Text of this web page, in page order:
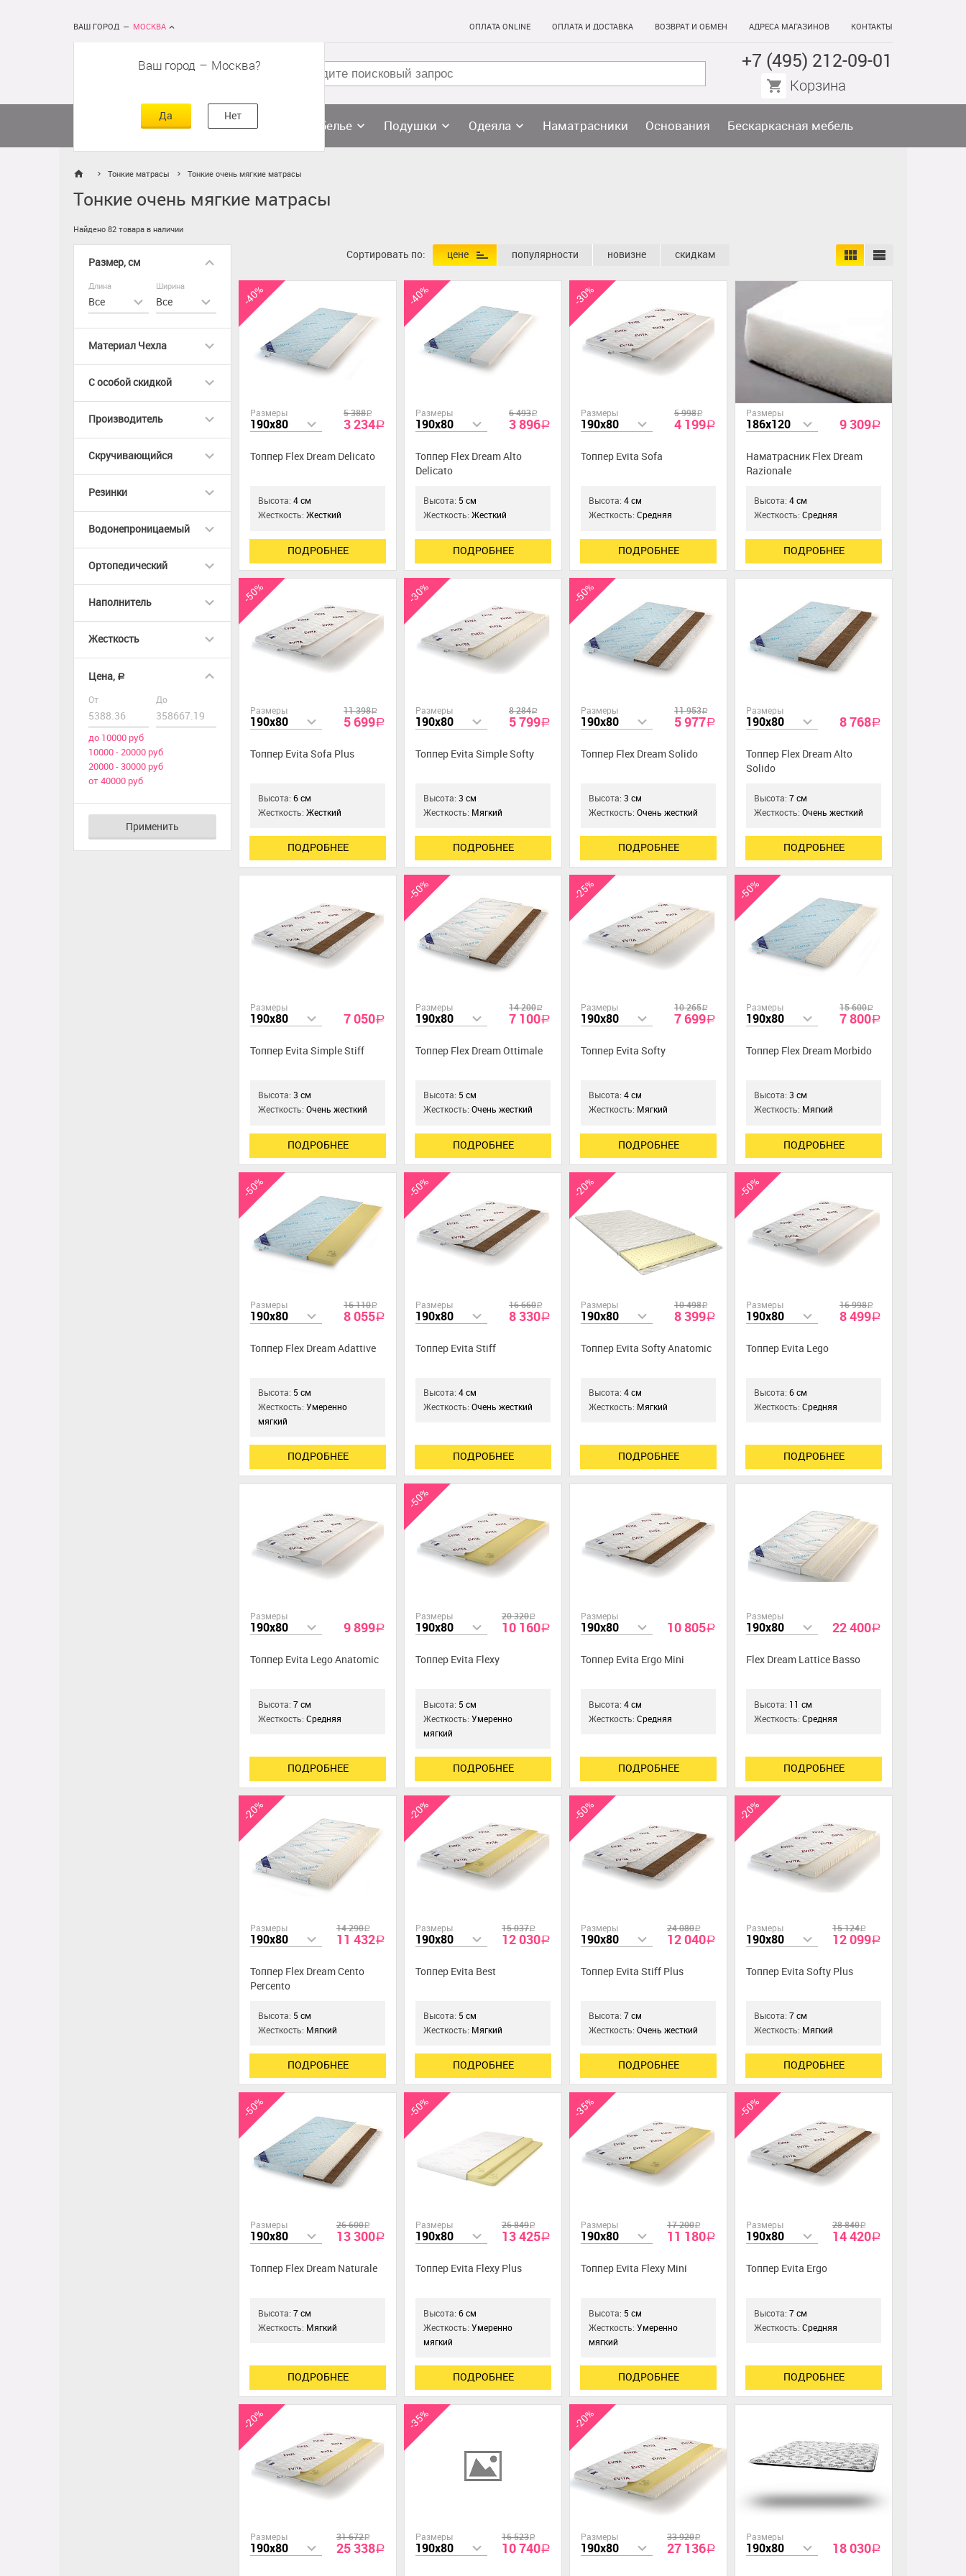
ВАШ ГОРОД — МОСКВА
Ваш город – Москва
Да Нет
ОПЛАТА ONLINE ОПЛАТА И ДОСТАВКА ВОЗВРАТ И ОБМЕН АДРЕСА МАГАЗИНОВ КОНТАКТЫ
+7 (495) 212-09-01
Корзина
Кровати Постельное белье Подушки Одеяла Наматрасники Основания Бескаркасная мебель
Тонкие матрасы Тонкие очень мягкие матрасы
Тонкие очень мягкие матрасы
Найдено 82 товара в наличии
Размер, см
Длина
Все
Ширина
Все
Материал Чехла
C особой скидкой
Производитель
Скручивающийся
Резинки
Водонепроницаемый
Ортопедический
Наполнитель
Жесткость
Цена, a
От До
до 10000 руб
10000 - 20000 руб
20000 - 30000 руб
от 40000 руб
Применить
Сортировать по: цене популярности новизне скидкам
-40%
Размеры
190x80
5 388a
3 234a
Топпер Flex Dream Delicato
Высота:4 см
Жесткость:Жесткий
ПОДРОБНЕЕ
-40%
Размеры
190x80
6 493a
3 896a
Топпер Flex Dream Alto
Delicato
Высота: 5 см
Жесткость:Жесткий
ПОДРОБНЕЕ
-30%
Размеры
190x80
5 998a
4 199a
Топпер Evita Sofa
Высота:4 см
Жесткость:Средняя
ПОДРОБНЕЕ
Размеры
186x120 9 309a
Наматрасник Flex Dream
Razionale
Высота:4 см
Жесткость:Средняя
ПОДРОБНЕЕ
-50%
Размеры
190x80
11 398a
5 699a
Топпер Evita Sofa Plus
Высота:6 см
Жесткость:Жесткий
ПОДРОБНЕЕ
-30%
Размеры
190x80
8 284a
5 799a
Топпер Evita Simple Softy
Высота:3 см
Жесткость: Мягкий
ПОДРОБНЕЕ
-50%
Размеры
190x80
11 953a
5 977a
Топпер Flex Dream Solido
Высота:3 см
Жесткость:Очень жесткий
ПОДРОБНЕЕ
Размеры
190x80 8 768a
Топпер Flex Dream Alto
Solido
Высота:7 см
Жесткость:Очень жесткий
ПОДРОБНЕЕ
Размеры
190x80 7 050a
Топпер Evita Simple Stiff
Высота:3 см
Жесткость:Очень жесткий
ПОДРОБНЕЕ
-50%
Размеры
190x80
14 200a
7 100a
Топпер Flex Dream Ottimale
Высота: 5 см
Жесткость:Очень жесткий
ПОДРОБНЕЕ
-25%
Размеры
190x80
10 265a
7 699a
Топпер Evita Softy
Высота:4 см
Жесткость: Мягкий
ПОДРОБНЕЕ
-50%
Размеры
190x80
15 600a
7 800a
Топпер Flex Dream Morbido
Высота:3 см
Жесткость: Мягкий
ПОДРОБНЕЕ
-50%
Размеры
190x80
16 110a
8 055a
Топпер Flex Dream Adattive
Высота: 5 см
Жесткость:Умеренно
мягкий
ПОДРОБНЕЕ
-50%
Размеры
190x80
16 660a
8 330a
Топпер Evita Stiff
Высота:4 см
Жесткость:Очень жесткий
ПОДРОБНЕЕ
-20%
Размеры
190x80
10 498a
8 399a
Топпер Evita Softy Anatomic
Высота:4 см
Жесткость: Мягкий
ПОДРОБНЕЕ
-50%
Размеры
190x80
16 998a
8 499a
Топпер Evita Lego
Высота:6 см
Жесткость:Средняя
ПОДРОБНЕЕ
Размеры
190x80 9 899a
Топпер Evita Lego Anatomic
Высота:7 см
Жесткость:Средняя
ПОДРОБНЕЕ
-50%
Размеры
190x80
20 320a
10 160a
Топпер Evita Flexy
Высота: 5 см
Жесткость:Умеренно
мягкий
ПОДРОБНЕЕ
Размеры
190x80 10 805a
Топпер Evita Ergo Mini
Высота:4 см
Жесткость:Средняя
ПОДРОБНЕЕ
Размеры
190x80 22 400a
Flex Dream Lattice Basso
Высота: 11 см
Жесткость:Средняя
ПОДРОБНЕЕ
-20%
Размеры
190x80
14 290a
11 432a
Топпер Flex Dream Cento
Percento
Высота: 5 см
Жесткость: Мягкий
ПОДРОБНЕЕ
-20%
Размеры
190x80
15 037a
12 030a
Топпер Evita Best
Высота: 5 см
Жесткость: Мягкий
ПОДРОБНЕЕ
-50%
Размеры
190x80
24 080a
12 040a
Топпер Evita Stiff Plus
Высота:7 см
Жесткость:Очень жесткий
ПОДРОБНЕЕ
-20%
Размеры
190x80
15 124a
12 099a
Топпер Evita Softy Plus
Высота:7 см
Жесткость: Мягкий
ПОДРОБНЕЕ
-50%
Размеры
190x80
26 600a
13 300a
Топпер Flex Dream Naturale
Высота:7 см
Жесткость: Мягкий
ПОДРОБНЕЕ
-50%
Размеры
190x80
26 849a
13 425a
Топпер Evita Flexy Plus
Высота:6 см
Жесткость:Умеренно
мягкий
ПОДРОБНЕЕ
-35%
Размеры
190x80
17 200a
11 180a
Топпер Evita Flexy Mini
Высота: 5 см
Жесткость:Умеренно
мягкий
ПОДРОБНЕЕ
-50%
Размеры
190x80
28 840a
14 420a
Топпер Evita Ergo
Высота:7 см
Жесткость:Средняя
ПОДРОБНЕЕ
-20%
Размеры
190x80
31 672a
25 338a
-35%
Размеры
190x80
16 523a
10 740a
-20%
Размеры
190x80
33 920a
27 136a
Размеры
190x80 18 030a